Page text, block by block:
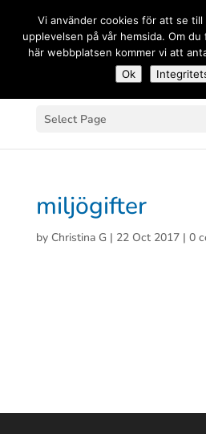
Select Page
miljögifter
by Christina G | 22 Oct 2017| 0
Vi använder cookies för att se
upplevelsen på vår hemsida. Om
här webbplatsen kommer vi att
Ok